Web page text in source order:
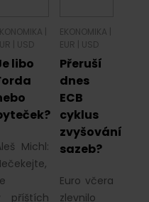
USD
libo
Michl:
příštích
EKONOMIKA
EUR
USD
Přeruší
dnes
ECB
cyklus
zvyšování
sazeb?
Euro včera
zlevnilo